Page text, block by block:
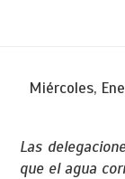
Miércoles,
Las
que el agua